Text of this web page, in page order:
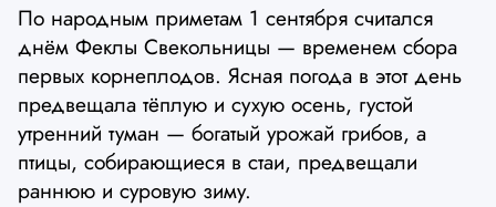
По народным приметам 1 сентября считался
днём Феклы Свекольницы — временем сбора
первых корнеплодов. Ясная погода в этот день
предвещала тёплую и сухую осень, густой
утренний туман — богатый урожай грибов, а
птицы, собирающиеся в стаи, предвещали
раннюю и суровую зиму.